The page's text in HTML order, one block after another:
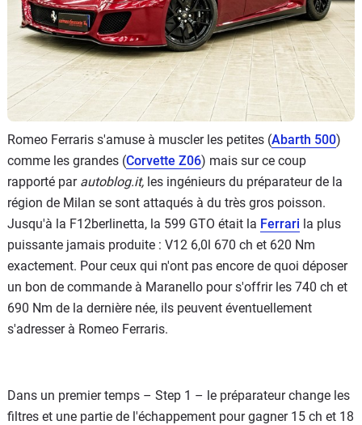
Romeo Ferraris s'amuse à muscler les petites (Abarth 500)
comme les grandes (Corvette Z06) mais sur ce coup
rapporté par autoblog.it, les ingénieurs du préparateur de la
région de Milan se sont attaqués à du très gros poisson.
Jusqu'à la F12berlinetta, la 599 GTO était la Ferrari la plus
puissante jamais produite : V12 6,0l 670 ch et 620 Nm
exactement. Pour ceux qui n'ont pas encore de quoi déposer
un bon de commande à Maranello pour s'offrir les 740 ch et
690 Nm de la dernière née, ils peuvent éventuellement
s'adresser à Romeo Ferraris.
Dans un premier temps – Step 1 – le préparateur change les
filtres et une partie de l'échappement pour gagner 15 ch et 18